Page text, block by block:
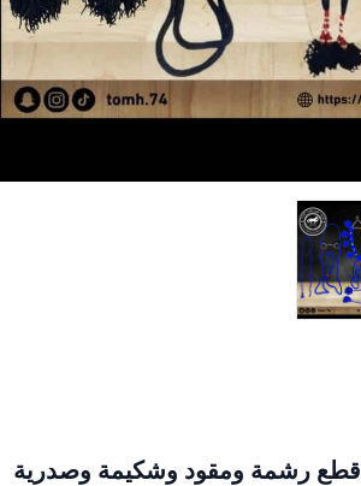
طقم زينة خيل 6 قطع رشمة ومقود وشكيمة وصدرية